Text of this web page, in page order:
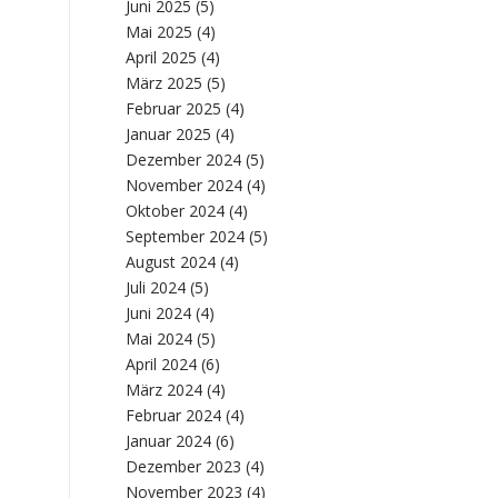
Juni 2025 (5)
Mai 2025 (4)
April 2025 (4)
März 2025 (5)
Februar 2025 (4)
Januar 2025 (4)
Dezember 2024 (5)
November 2024 (4)
Oktober 2024 (4)
September 2024 (5)
August 2024 (4)
Juli 2024 (5)
Juni 2024 (4)
Mai 2024 (5)
April 2024 (6)
März 2024 (4)
Februar 2024 (4)
Januar 2024 (6)
Dezember 2023 (4)
November 2023 (4)